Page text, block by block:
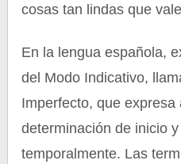
cosas tan lindas que
En la lengua española,
del Modo Indicativo,
Imperfecto, que
determinación de inicio
temporalmente. Las